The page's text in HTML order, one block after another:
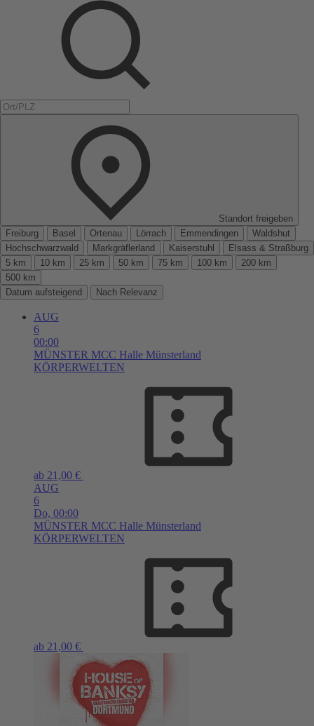
Standort freigeben
Freiburg
Basel Ortenau Lörrach Emmendingen
Waldshut
Hochschwarzwald
Markgräflerland Kaiserstuhl
Elsass & Straßburg
5 km
10 km 25 km 50 km 75 km 100 km
200 km
500 km
Datum aufsteigend
Nach Relevanz
AUG
6
00:00
MÜNSTER MCC Halle Münsterland
KÖRPERWELTEN
ab 21,00 €
AUG
6
Do, 00:00
MÜNSTER MCC Halle Münsterland
KÖRPERWELTEN
ab 21,00 €